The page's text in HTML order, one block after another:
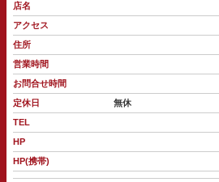
店名
アクセス
住所
営業時間
お問合せ時間
定休日
無休
TEL
HP
HP(携帯)